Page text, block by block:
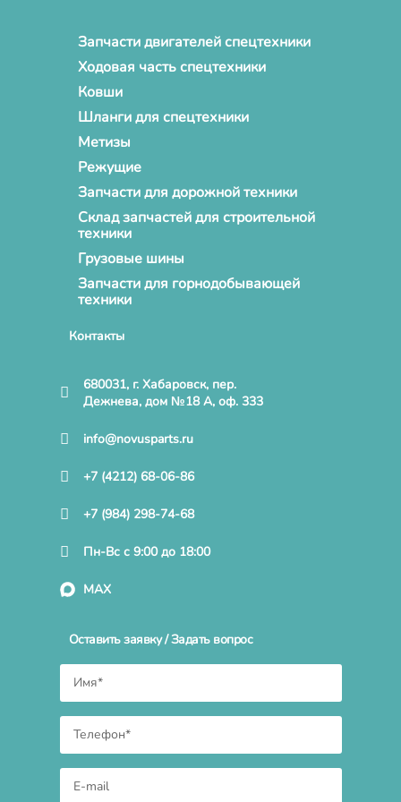
Запчасти двигателей спецтехники
Ходовая часть спецтехники
Ковши
Шланги для спецтехники
Метизы
Режущие
Запчасти для дорожной техники
Склад запчастей для строительной
техники
Грузовые шины
Запчасти для горнодобывающей
техники
Контакты
680031, г. Хабаровск, пер.
Дежнева, дом №18 А, оф. 333
info@novusparts.ru
+7 (4212) 68-06-86
+7 (984) 298-74-68
Пн-Вс с 9:00 до 18:00
MAX
Оставить заявку / Задать вопрос